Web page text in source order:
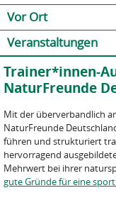
Vor Ort
Veranstaltungen
Trainer*innen-
NaturFreunde
Mit der überverbandlich
NaturFreunde
führen und strukturiert
hervorragend
Mehrwert bei ihrer
gute Gründe für eine